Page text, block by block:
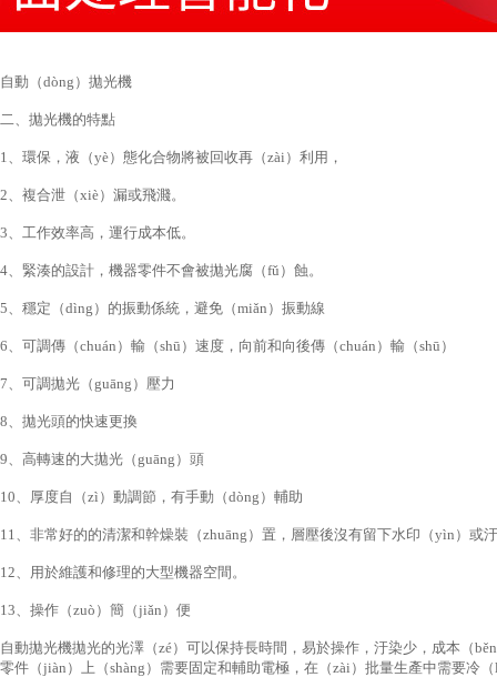
自動（dòng）拋光機
二、拋光機的特點
1、環保，液（yè）態化合物將被回收再（zài）利用，
2、複合泄（xiè）漏或飛濺。
3、工作效率高，運行成本低。
4、緊湊的設計，機器零件不會被拋光腐（fǔ）蝕。
5、穩定（dìng）的振動係統，避免（miǎn）振動線
6、可調傳（chuán）輸（shū）速度，向前和向後傳（chuán）輸（shū）
7、可調拋光（guāng）壓力
8、拋光頭的快速更換
9、高轉速的大拋光（guāng）頭
10、厚度自（zì）動調節，有手動（dòng）輔助
11、非常好的的清潔和幹燥裝（zhuāng）置，層壓後沒有留下水印（yìn）或
12、用於維護和修理的大型機器空間。
13、操作（zuò）簡（jiǎn）便
自動拋光機拋光的光澤（zé）可以保持長時間，易於操作，汙染少，成本（
零件（jiàn）上（shàng）需要固定和輔助電極，在（zài）批量生產中需要冷